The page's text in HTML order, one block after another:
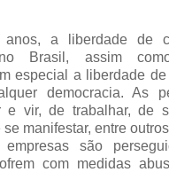
anos, a liberdade de
Brasil, assim
especial a liberdade
democracia. As
e vir, de trabalhar, de
se manifestar, entre
são
com medidas